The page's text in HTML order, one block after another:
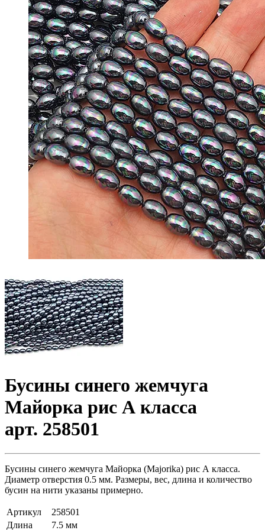
Бусины синего жемчуга
Майорка рис А класса
арт. 258501
Бусины синего жемчуга Майорка (Majorika) рис А класса.
Диаметр отверстия 0.5 мм. Размеры, вес, длина и количество
бусин на нити указаны примерно.
Артикул
258501
Длина
7.5 мм